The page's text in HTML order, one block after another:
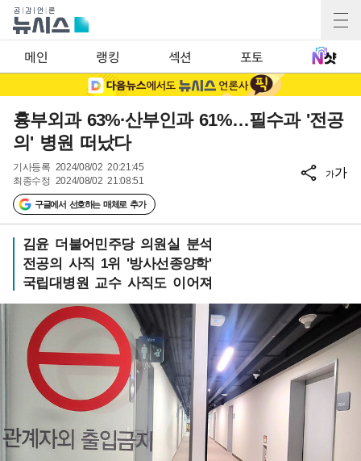
메인 랭킹 섹션 포토
흉부외과 63%·산부인과 61%…필수과 '전공
의' 병원 떠났다
기사등록 2024/08/02 20:21:45
최종수정 2024/08/02 21:08:51
구글에서 선호하는 매체로 추가
가가
김윤 더불어민주당 의원실 분석
전공의 사직 1위 '방사선종양학'
국립대병원 교수 사직도 이어져